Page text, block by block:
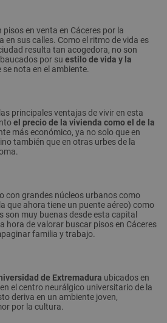
en venta en Cáceres por la
en sus calles. Como el ritmo de vida es
resulta tan acogedora, no son
por su estilo de vida y la
se nota en el ambiente.
principales ventajas de vivir en esta
el precio de la vivienda como el de la
más económico, ya no solo que en
también que en otras urbes de la
con grandes núcleos urbanos como
que ahora tiene un puente aéreo) como
son muy buenas desde esta capital
hora de valorar buscar pisos en Cáceres
familia y trabajo.
de Extremadura ubicados en
el centro neurálgico universitario de la
deriva en un ambiente joven,
por la cultura.